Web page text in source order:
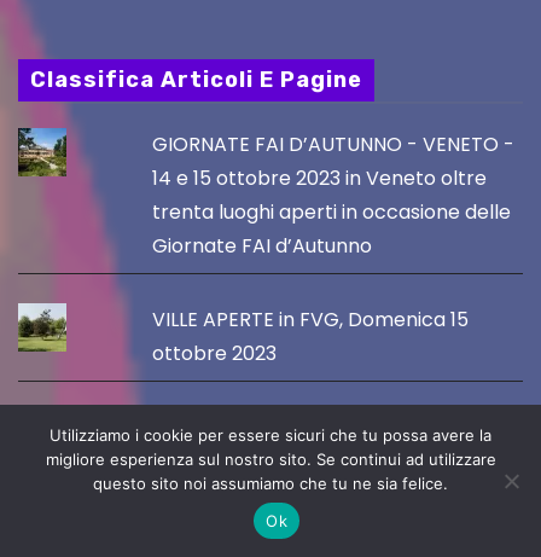
Classifica Articoli E Pagine
GIORNATE FAI D’AUTUNNO - VENETO -
14 e 15 ottobre 2023 in Veneto oltre
trenta luoghi aperti in occasione delle
Giornate FAI d’Autunno
VILLE APERTE in FVG, Domenica 15
ottobre 2023
GIORNATE FAI D'AUTUNNO: 23
APERTURE IN 9 COMUNI DEL FVG
SABATO 15 E DOMENICA 16 OTTOBRE
Utilizziamo i cookie per essere sicuri che tu possa avere la
migliore esperienza sul nostro sito. Se continui ad utilizzare
questo sito noi assumiamo che tu ne sia felice.
Ok